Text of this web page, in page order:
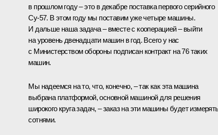
в прошлом году – это в декабре поставка первого серийного
Су-57. В этом году мы поставим уже четыре машины.
И дальше наша задача – вместе с кооперацией – выйти
на уровень двенадцати машин в год. Всего у нас
с Министерством обороны подписан контракт на 76 таких
машин.
Мы надеемся на то, что, конечно, – так как эта машина
выбрана платформой, основной машиной для решения
широкого круга задач, – заказ на эти машины будет
сотнями.